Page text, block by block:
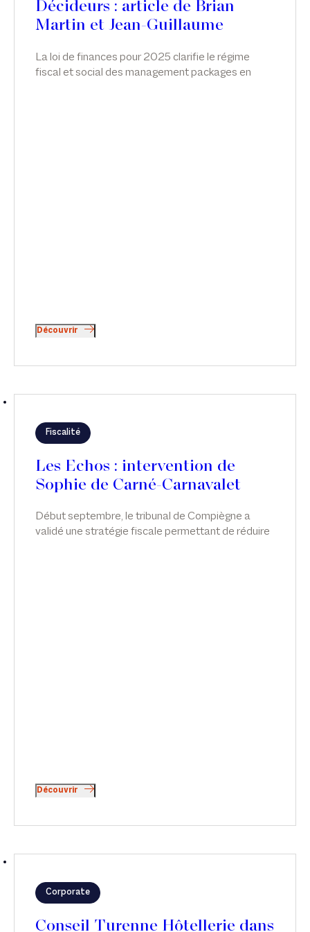
La loi de finances pour 2025 clarifie le régime
fiscal et social des management packages en
Décideurs : article de Brian
Martin et Jean-Guillaume
Découvrir
Fiscalité
Début septembre, le tribunal de Compiègne a
validé une stratégie fiscale permettant de réduire
Les Echos : intervention de
Sophie de Carné-Carnavalet
Découvrir
Corporate
Conseil Turenne Hôtellerie dans